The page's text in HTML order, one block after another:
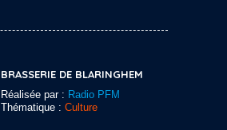
BRASSERIE DE BLARINGHEM
Réalisée par : Radio PFM
Thématique : Culture